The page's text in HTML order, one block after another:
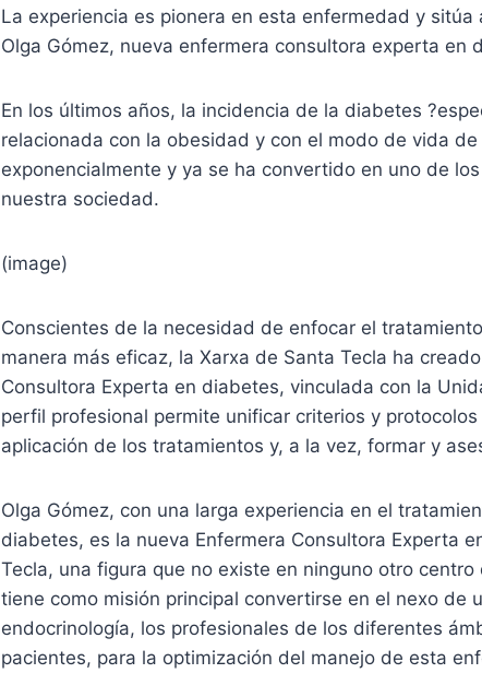
La experiencia es pionera en esta enfermedad y
Olga Gómez, nueva enfermera consultora experta en
En los últimos años, la incidencia de la diabetes
relacionada con la obesidad y con el modo de vida
exponencialmente y ya se ha convertido en uno de
nuestra sociedad.
(image)
Conscientes de la necesidad de enfocar el
manera más eficaz, la Xarxa de Santa Tecla ha
Consultora Experta en diabetes, vinculada con la
perfil profesional permite unificar criterios y
aplicación de los tratamientos y, a la vez, formar y
Olga Gómez, con una larga experiencia en el
diabetes, es la nueva Enfermera Consultora Experta
Tecla, una figura que no existe en ninguno otro
tiene como misión principal convertirse en el nexo de
endocrinología, los profesionales de los diferentes
pacientes, para la optimización del manejo de esta